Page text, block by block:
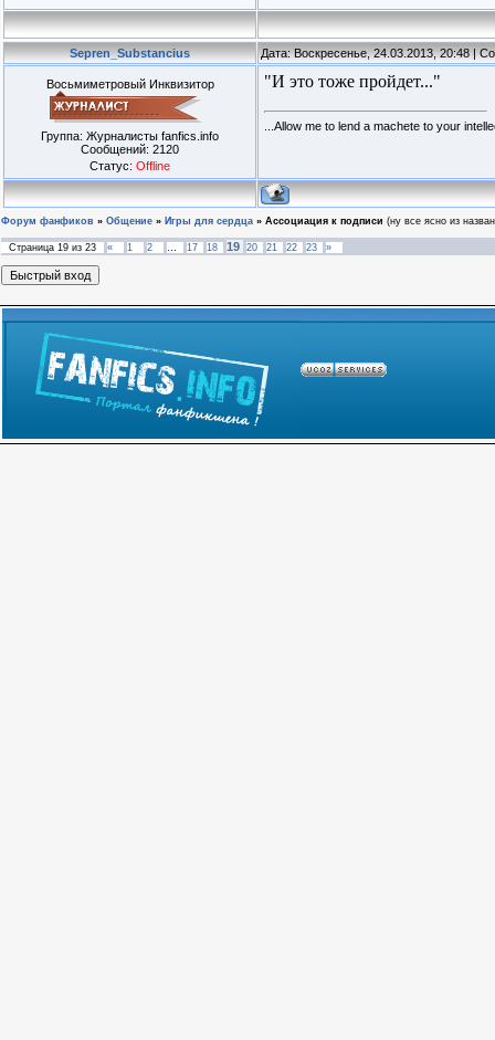
Sepren_Substancius Дата: Воскресенье, 24.03.2013, 20:48 |
Восьмиметровый Инквизитор
Группа: Журналисты fanfics.info
Сообщений: 2120
Статус: Offline
"И это тоже пройдет..."
...Allow me to lend a machete to your
Форум фанфиков » Общение » Игры для сердца » Ассоциация к подписи (ну все ясно из
Страница 19 из 23 « 1 2 … 17 18 19 20 21 22 23 »